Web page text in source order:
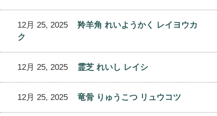
12月 25, 2025 羚羊角 れいようかく レイヨウカ
ク
12月 25, 2025 霊芝 れいし レイシ
12月 25, 2025 竜骨 りゅうこつ リュウコツ